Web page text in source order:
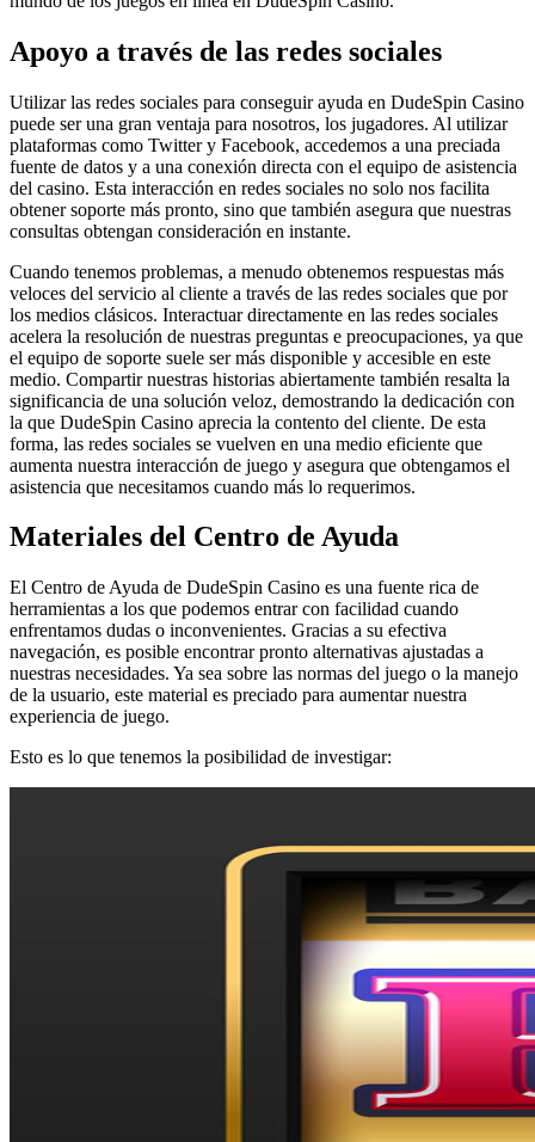
Apoyo a través de las redes sociales
Utilizar las redes sociales para conseguir ayuda en DudeSpin Casino
puede ser una gran ventaja para nosotros, los jugadores. Al utilizar
plataformas como Twitter y Facebook, accedemos a una preciada
fuente de datos y a una conexión directa con el equipo de asistencia
del casino. Esta interacción en redes sociales no solo nos facilita
obtener soporte más pronto, sino que también asegura que nuestras
consultas obtengan consideración en instante.
Cuando tenemos problemas, a menudo obtenemos respuestas más
veloces del servicio al cliente a través de las redes sociales que por
los medios clásicos. Interactuar directamente en las redes sociales
acelera la resolución de nuestras preguntas e preocupaciones, ya que
el equipo de soporte suele ser más disponible y accesible en este
medio. Compartir nuestras historias abiertamente también resalta la
significancia de una solución veloz, demostrando la dedicación con
la que DudeSpin Casino aprecia la contento del cliente. De esta
forma, las redes sociales se vuelven en una medio eficiente que
aumenta nuestra interacción de juego y asegura que obtengamos el
asistencia que necesitamos cuando más lo requerimos.
Materiales del Centro de Ayuda
El Centro de Ayuda de DudeSpin Casino es una fuente rica de
herramientas a los que podemos entrar con facilidad cuando
enfrentamos dudas o inconvenientes. Gracias a su efectiva
navegación, es posible encontrar pronto alternativas ajustadas a
nuestras necesidades. Ya sea sobre las normas del juego o la manejo
de la usuario, este material es preciado para aumentar nuestra
experiencia de juego.
Esto es lo que tenemos la posibilidad de investigar: